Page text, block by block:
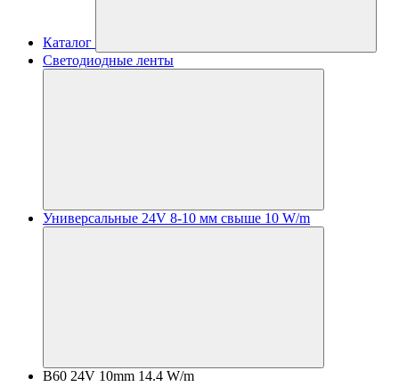
Каталог
Светодиодные ленты
Универсальные 24V 8-10 мм свыше 10 W/m
B60 24V 10mm 14.4 W/m